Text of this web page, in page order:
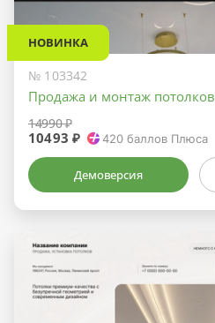
НОВИНКА
№ 103342
Продажа и монтаж потолков
14990 ₽
10493 ₽ 420 баллов Плюса
Демоверсия